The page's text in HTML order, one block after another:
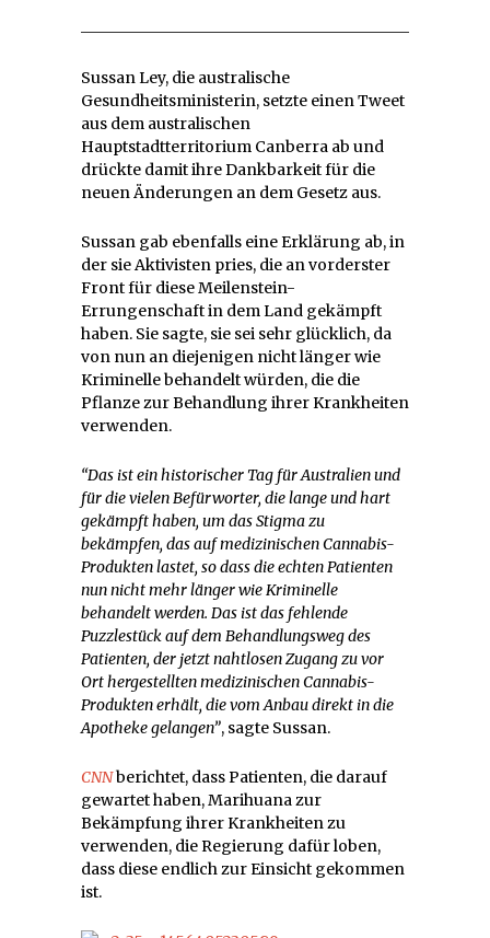
Sussan Ley, die australische
Gesundheitsministerin, setzte einen Tweet
aus dem australischen
Hauptstadtterritorium Canberra ab und
drückte damit ihre Dankbarkeit für die
neuen Änderungen an dem Gesetz aus.
Sussan gab ebenfalls eine Erklärung ab, in
der sie Aktivisten pries, die an vorderster
Front für diese Meilenstein-
Errungenschaft in dem Land gekämpft
haben. Sie sagte, sie sei sehr glücklich, da
von nun an diejenigen nicht länger wie
Kriminelle behandelt würden, die die
Pflanze zur Behandlung ihrer Krankheiten
verwenden.
“Das ist ein historischer Tag für Australien und
für die vielen Befürworter, die lange und hart
gekämpft haben, um das Stigma zu
bekämpfen, das auf medizinischen Cannabis-
Produkten lastet, so dass die echten Patienten
nun nicht mehr länger wie Kriminelle
behandelt werden. Das ist das fehlende
Puzzlestück auf dem Behandlungsweg des
Patienten, der jetzt nahtlosen Zugang zu vor
Ort hergestellten medizinischen Cannabis-
Produkten erhält, die vom Anbau direkt in die
Apotheke gelangen”, sagte Sussan.
CNNberichtet, dass Patienten, die darauf
gewartet haben, Marihuana zur
Bekämpfung ihrer Krankheiten zu
verwenden, die Regierung dafür loben,
dass diese endlich zur Einsicht gekommen
ist.